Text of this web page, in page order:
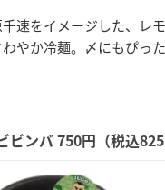
千速をイメージした、レ
やか冷麺。〆にもぴっ
ビンバ 750円（税込825